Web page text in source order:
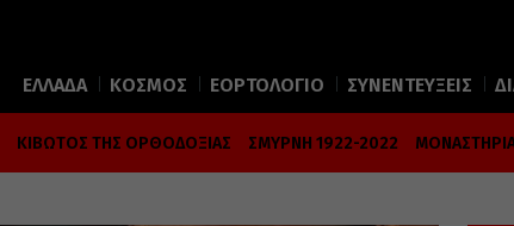
ΕΛΛΑΔΑ ΚΟΣΜΟΣ ΕΟΡΤΟΛΟΓΙΟ ΣΥΝΕΝΤΕΥΞΕΙΣ
ΚΙΒΩΤΟΣ ΤΗΣ ΟΡΘΟΔΟΞΙΑΣ ΣΜΥΡΝΗ 1922-2022